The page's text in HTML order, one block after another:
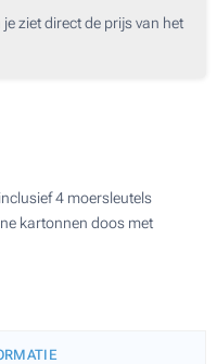
ziet direct de prijs van het
4 moersleutels
kartonnen doos met